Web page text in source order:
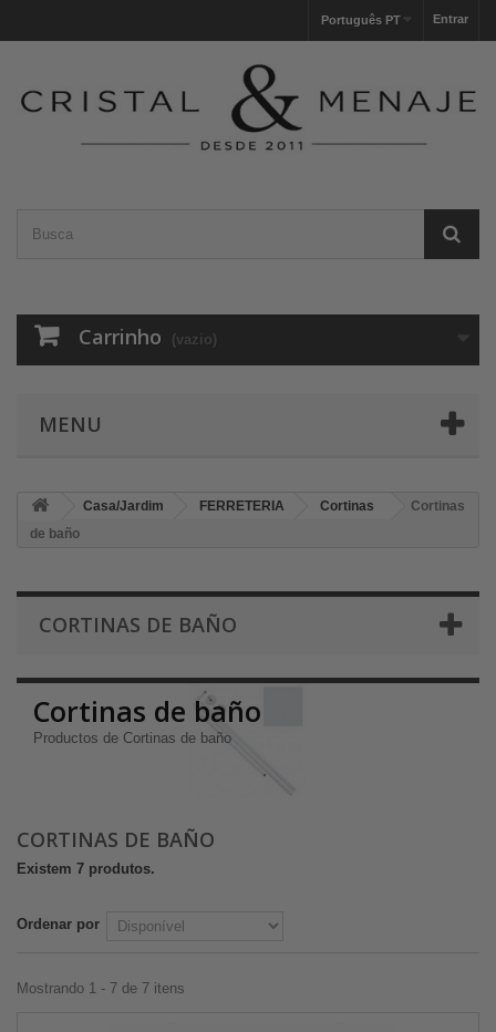
Entrar
Português PT
Carrinho (vazio)
MENU
Casa/Jardim FERRETERIA Cortinas
Cortinas
de baño
CORTINAS DE BAÑO
Cortinas de baño
Productos de Cortinas de baño
CORTINAS DE BAÑO
Existem 7 produtos.
Ordenar por
Mostrando 1 - 7 de 7 itens